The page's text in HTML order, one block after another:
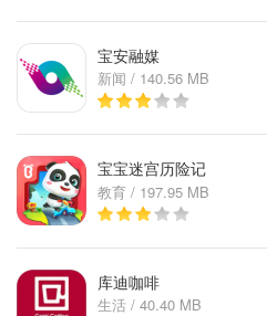
宝安融媒
新闻 / 140.56 MB
宝宝迷宫历险记
教育 / 197.95 MB
库迪咖啡
生活 / 40.40 MB